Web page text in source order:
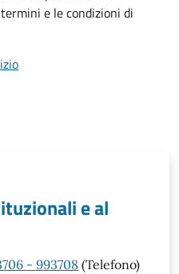
e le condizioni di
e al
- 993708 (Telefono)